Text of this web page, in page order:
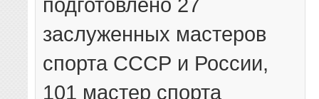
подготовлено 27
заслуженных мастеров
спорта СССР и России,
101 мастер спорта